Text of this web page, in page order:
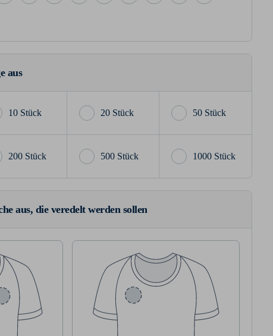
aus
10 Stück 20 Stück 50 Stück
200 Stück 500 Stück 1000 Stück
aus, die veredelt werden sollen